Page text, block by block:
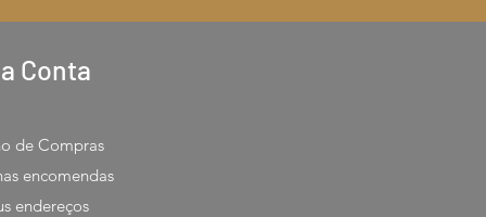
Conta
de Compras
encomendas
endereços